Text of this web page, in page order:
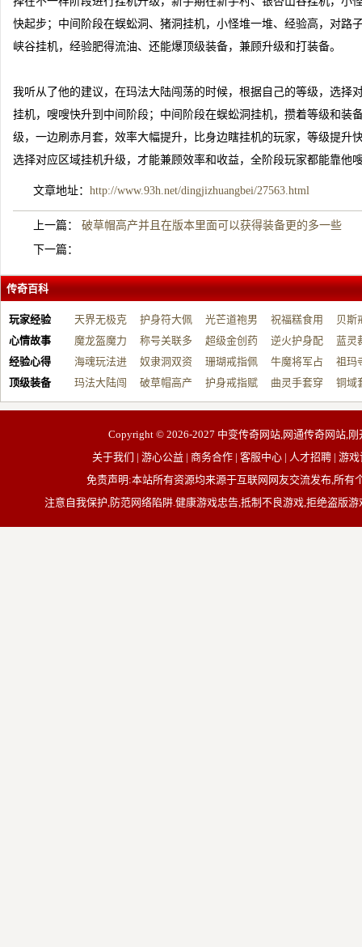
快起步；中间阶段在蜈蚣洞、猪洞挂机，小怪堆一堆、经验高，对路
峡谷挂机，经验肥得流油、还能爆顶级装备，兼顾升级和打装备。
我听从了他的建议，在玛法大陆闯荡的时候，根据自己的等级，选择
挂机，嗖嗖快升到中间阶段；中间阶段在蜈蚣洞挂机，攒着等级和装
级，一边刷赤月套，效率大幅提升，比身边瞎挂机的玩家，等级提升
选择对应区域挂机升级，才能兼顾效率和收益，全阶段玩家都能靠他
文章地址： http://www.93h.net/dingjizhuangbei/27563.html
上一篇： 破草帽高产并且在版本里面可以获得装备更的多一些
下一篇：
传奇百科
玩家经验
天界无极克
制…
护身符大佩
戴…
光芒道袍男
战…
祝福糕食用
帮…
贝斯
开…
心情故事
魔龙盔魔力
增…
称号关联多
元…
超级金创药
带…
逆火护身配
祝…
蓝灵
台…
经验心得
海魂玩法进
阶…
奴隶洞双资
源…
珊瑚戒指佩
戴…
牛魔将军占
占…
祖玛
动…
顶级装备
玛法大陆闯
荡…
破草帽高产
并…
护身戒指赋
能…
曲灵手套穿
戴…
铜域
久…
Copyright © 2026-2027 中变传奇网站,网通传奇网站,
关于我们 | 游心公益 | 商务合作 | 客服中心 | 人才招聘 | 游
免责声明:本站所有资源均来源于互联网网友交流发布,所
注意自我保护,防范网络陷阱.健康游戏忠告,抵制不良游戏,拒绝盗版